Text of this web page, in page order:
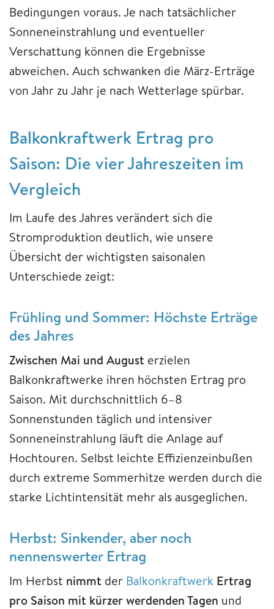
Bedingungen voraus. Je nach tatsächlicher
Sonneneinstrahlung und eventueller
Verschattung können die Ergebnisse
abweichen. Auch schwanken die März-Erträge
von Jahr zu Jahr je nach Wetterlage spürbar.
Balkonkraftwerk Ertrag pro
Saison: Die vier Jahreszeiten im
Vergleich
Im Laufe des Jahres verändert sich die
Stromproduktion deutlich, wie unsere
Übersicht der wichtigsten saisonalen
Unterschiede zeigt:
Frühling und Sommer: Höchste Erträge
des Jahres
Zwischen Mai und August erzielen
Balkonkraftwerke ihren höchsten Ertrag pro
Saison. Mit durchschnittlich 6–8
Sonnenstunden täglich und intensiver
Sonneneinstrahlung läuft die Anlage auf
Hochtouren. Selbst leichte Effizienzeinbußen
durch extreme Sommerhitze werden durch die
starke Lichtintensität mehr als ausgeglichen.
Herbst: Sinkender, aber noch
nennenswerter Ertrag
Im Herbst nimmt der Balkonkraftwerk Ertrag
pro Saison mit kürzer werdenden Tagen und